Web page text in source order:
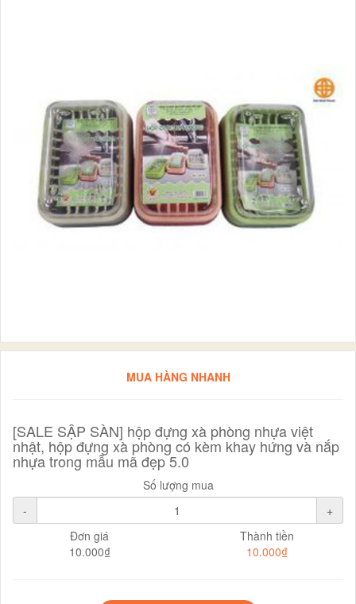
MUA HÀNG NHANH
[SALE SẬP SÀN] hộp đựng xà phòng nhựa việt
nhật, hộp đựng xà phòng có kèm khay hứng và nắp
nhựa trong mẫu mã đẹp 5.0
Số lượng mua
-
+
Đơn giá
10.000₫
Thành tiền
10.000₫